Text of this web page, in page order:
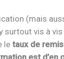
(mais
surtout vis à vis
le taux de
est d’en